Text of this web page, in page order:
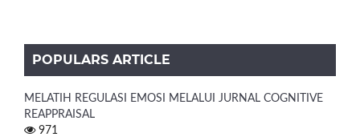
POPULARS ARTICLE
MELATIH REGULASI EMOSI MELALUI JURNAL COGNITIVE
REAPPRAISAL
971